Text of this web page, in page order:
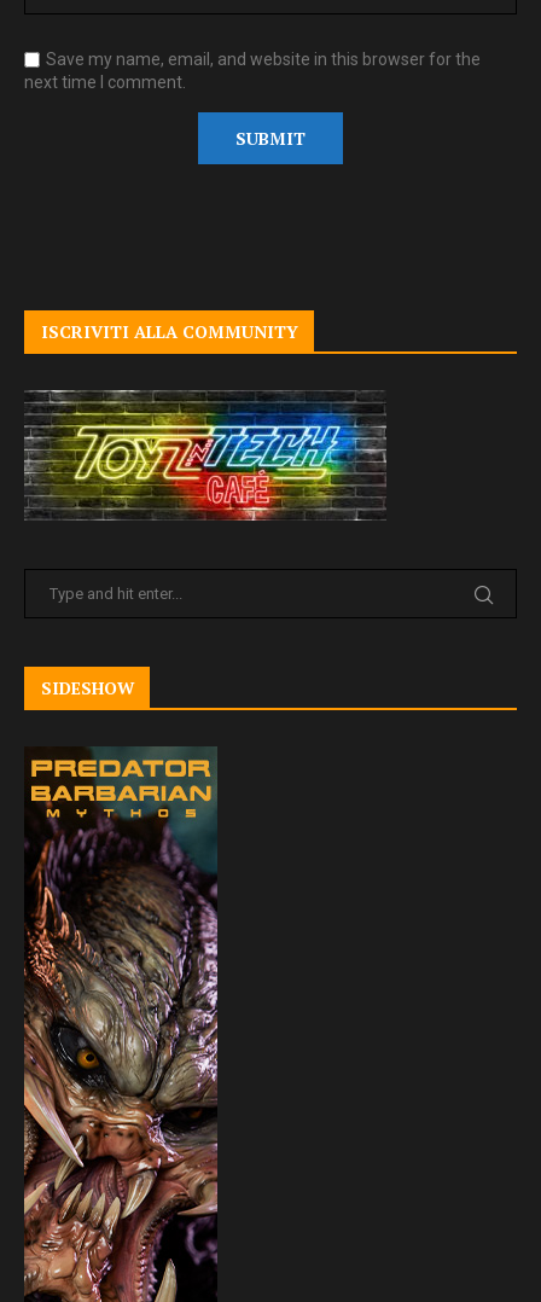
Save my name, email, and website in this browser for the
next time I comment.
ISCRIVITI ALLA COMMUNITY
SIDESHOW